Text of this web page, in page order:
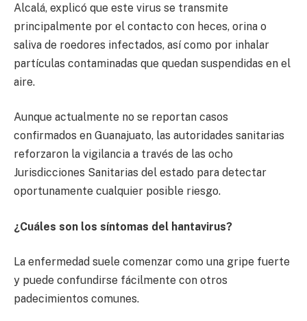
Alcalá, explicó que este virus se transmite
principalmente por el contacto con heces, orina o
saliva de roedores infectados, así como por inhalar
partículas contaminadas que quedan suspendidas en el
aire.
Aunque actualmente no se reportan casos
confirmados en Guanajuato, las autoridades sanitarias
reforzaron la vigilancia a través de las ocho
Jurisdicciones Sanitarias del estado para detectar
oportunamente cualquier posible riesgo.
¿Cuáles son los síntomas del hantavirus?
La enfermedad suele comenzar como una gripe fuerte
y puede confundirse fácilmente con otros
padecimientos comunes.